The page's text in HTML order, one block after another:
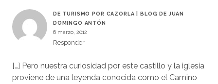
DE TURISMO POR CAZORLA | BLOG DE JUAN
DOMINGO ANTÓN
6 marzo, 2012
Responder
[…] Pero nuestra curiosidad por este castillo y la iglesia
proviene de una leyenda conocida como el Camino